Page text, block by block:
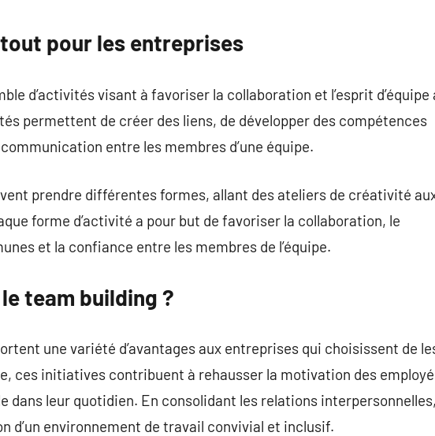
pour les entreprises
d’activités visant à favoriser la collaboration et l’esprit d’équipe
permettent de créer des liens, de développer des compétences
entre les membres d’une équipe.
prendre différentes formes, allant des ateliers de créativité
forme d’activité a pour but de favoriser la collaboration, le
et la confiance entre les membres de l’équipe.
team building ?
une variété d’avantages aux entreprises qui choisissent de
ces initiatives contribuent à rehausser la motivation des
dans leur quotidien. En consolidant les relations
d’un environnement de travail convivial et inclusif.